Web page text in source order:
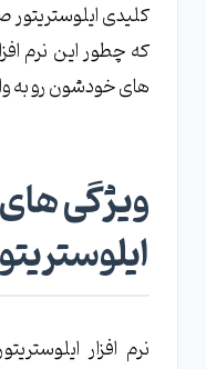
کلیدی
که چطور این نرم
های خودشون رو به
ویژگی های
نرم افزار